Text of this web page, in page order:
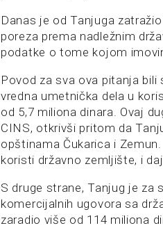
Danas je od Tanjuga
poreza prema nadležnim
podatke o tome kojom
Povod za sva ova pitanja
vredna umetnička dela u
od 5,7 miliona dinara. Ovaj
CINS, otkrivši pritom da
opštinama Čukarica i
koristi državno zemljište, i
S druge strane, Tanjug je za
komercijalnih ugovora sa
zaradio više od 114 miliona